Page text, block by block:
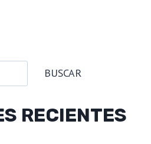
BUSCAR
RECIENTES